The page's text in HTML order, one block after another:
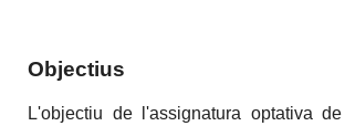
Objectius
L'objectiu de l'assignatura optativa